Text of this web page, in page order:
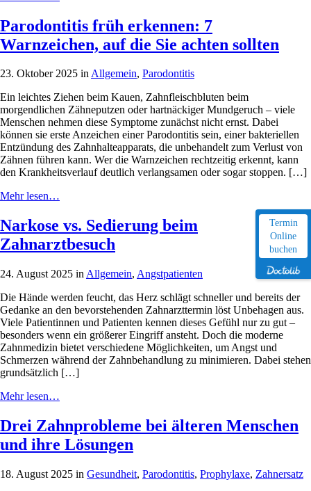
Parodontitis früh erkennen: 7
Warnzeichen, auf die Sie achten sollten
23. Oktober 2025 inAllgemein, Parodontitis
Ein leichtes Ziehen beim Kauen, Zahnfleischbluten beim
morgendlichen Zähneputzen oder hartnäckiger Mundgeruch – viele
Menschen nehmen diese Symptome zunächst nicht ernst. Dabei
können sie erste Anzeichen einer Parodontitis sein, einer bakteriellen
Entzündung des Zahnhalteapparats, die unbehandelt zum Verlust von
Zähnen führen kann. Wer die Warnzeichen rechtzeitig erkennt, kann
den Krankheitsverlauf deutlich verlangsamen oder sogar stoppen. […]
Mehr lesen…
Narkose vs. Sedierung beim
Zahnarztbesuch
24. August 2025 in Allgemein, Angstpatienten
Die Hände werden feucht, das Herz schlägt schneller und bereits der
Gedanke an den bevorstehenden Zahnarzttermin löst Unbehagen aus.
Viele Patientinnen und Patienten kennen dieses Gefühl nur zu gut –
besonders wenn ein größerer Eingriff ansteht. Doch die moderne
Zahnmedizin bietet verschiedene Möglichkeiten, um Angst und
Schmerzen während der Zahnbehandlung zu minimieren. Dabei stehen
grundsätzlich […]
Mehr lesen…
Drei Zahnprobleme bei älteren Menschen
und ihre Lösungen
18. August 2025 in Gesundheit, Parodontitis, Prophylaxe, Zahnersatz
Termin
Online
buchen